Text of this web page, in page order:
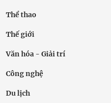
Thể thao
Thế giới
Văn hóa - Giải trí
Công nghệ
Du lịch